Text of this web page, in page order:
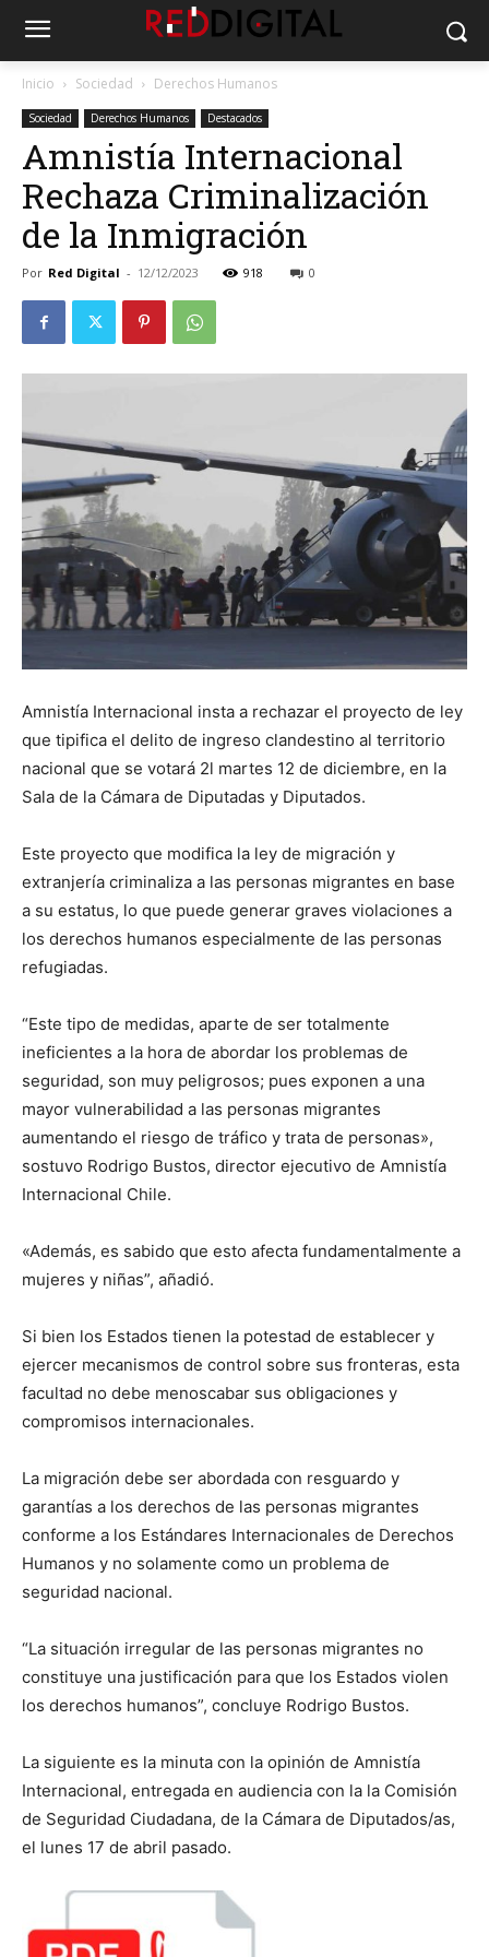
Inicio Sociedad Derechos Humanos
Sociedad Derechos Humanos Destacados
Amnistía Internacional
Rechaza Criminalización
de la Inmigración
Por Red Digital - 12/12/2023 918 0
Amnistía Internacional insta a rechazar el proyecto de ley
que tipifica el delito de ingreso clandestino al territorio
nacional que se votará 2l martes 12 de diciembre, en la
Sala de la Cámara de Diputadas y Diputados.
Este proyecto que modifica la ley de migración y
extranjería criminaliza a las personas migrantes en base
a su estatus, lo que puede generar graves violaciones a
los derechos humanos especialmente de las personas
refugiadas.
“Este tipo de medidas, aparte de ser totalmente
ineficientes a la hora de abordar los problemas de
seguridad, son muy peligrosos; pues exponen a una
mayor vulnerabilidad a las personas migrantes
aumentando el riesgo de tráfico y trata de personas»,
sostuvo Rodrigo Bustos, director ejecutivo de Amnistía
Internacional Chile.
«Además, es sabido que esto afecta fundamentalmente a
mujeres y niñas”, añadió.
Si bien los Estados tienen la potestad de establecer y
ejercer mecanismos de control sobre sus fronteras, esta
facultad no debe menoscabar sus obligaciones y
compromisos internacionales.
La migración debe ser abordada con resguardo y
garantías a los derechos de las personas migrantes
conforme a los Estándares Internacionales de Derechos
Humanos y no solamente como un problema de
seguridad nacional.
“La situación irregular de las personas migrantes no
constituye una justificación para que los Estados violen
los derechos humanos”, concluye Rodrigo Bustos.
La siguiente es la minuta con la opinión de Amnistía
Internacional, entregada en audiencia con la la Comisión
de Seguridad Ciudadana, de la Cámara de Diputados/as,
el lunes 17 de abril pasado.